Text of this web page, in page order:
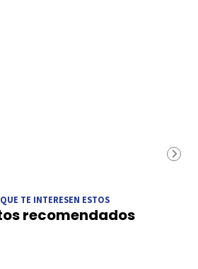
TE INTERESEN ESTOS
recomendados